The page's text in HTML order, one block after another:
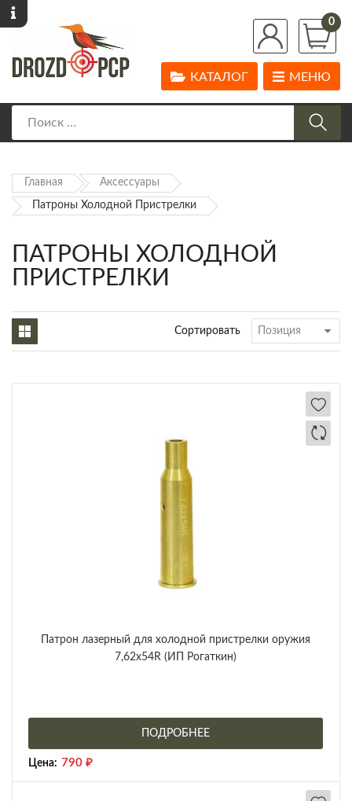
0
МЕНЮ
КАТАЛОГ
Главная Аксессуары
Патроны Холодной Пристрелки
ПАТРОНЫ ХОЛОДНОЙ
ПРИСТРЕЛКИ
Сортировать
Патрон лазерный для холодной пристрелки оружия
7,62х54R (ИП Рогаткин)
ПОДРОБНЕЕ
Цена: 790 ₽